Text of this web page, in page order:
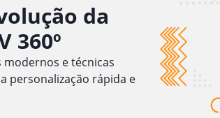
da
360º
e técnicas
personalização rápida e